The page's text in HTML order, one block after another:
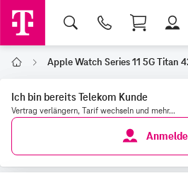
Home Apple Watch Series 11 5G Titan
Ich bin bereits Telekom Kunde
Vertrag verlängern, Tarif wechseln und mehr...